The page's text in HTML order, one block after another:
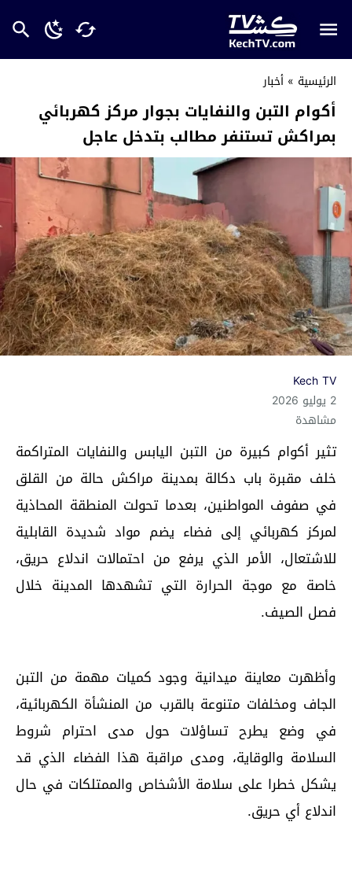
الرئيسية » أخبار
أكوام التبن والنفايات بجوار مركز كهربائي
بمراكش تستنفر مطالب بتدخل عاجل
Kech TV
2 يوليو 2026
مشاهدة
تثير أكوام كبيرة من التبن اليابس والنفايات المتراكمة
خلف مقبرة باب دكالة بمدينة مراكش حالة من القلق
في صفوف المواطنين، بعدما تحولت المنطقة المحاذية
لمركز كهربائي إلى فضاء يضم مواد شديدة القابلية
للاشتعال، الأمر الذي يرفع من احتمالات اندلاع حريق،
خاصة مع موجة الحرارة التي تشهدها المدينة خلال
فصل الصيف.
وأظهرت معاينة ميدانية وجود كميات مهمة من التبن
الجاف ومخلفات متنوعة بالقرب من المنشأة الكهربائية،
في وضع يطرح تساؤلات حول مدى احترام شروط
السلامة والوقاية، ومدى مراقبة هذا الفضاء الذي قد
يشكل خطرا على سلامة الأشخاص والممتلكات في حال
اندلاع أي حريق.